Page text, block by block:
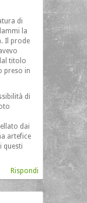
di
la
Il prode
titolo
preso in
di
dai
artefice
questi
Rispondi